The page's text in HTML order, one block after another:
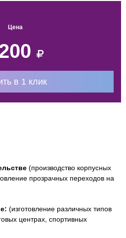
Цена
в 1 клик
(производство корпусных
прозрачных переходов на
(изготовление различных типов
центрах, спортивных